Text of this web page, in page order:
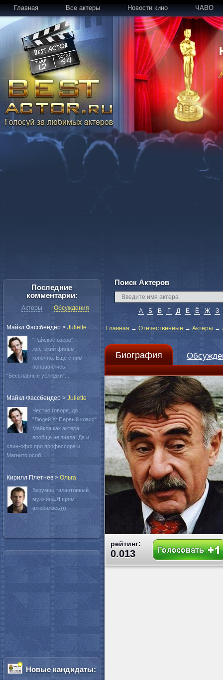
Главная Все актеры Новости кино ЧАВО
Поиск Актеров
А Б В Г Д Е Ё Ж З
Главная → Отечественные → Актёры →
Биография
рейтинг:
0.013
Последние
комментарии:
Актёры Обсуждения
Майкл Фассбендер > Juliette
"Райское озеро"
жестокий фильм
конечно. Еще с ним
понравились
"Бесславные ублюдки"...
Майкл Фассбендер > Juliette
Честно говоря, до
"Людей Х: Первый класс"
Майкла как актера
вообще не знала. Да и
спин-офф про профессора и
Магнито особ...
Кирилл Плетнев > Oльга
Безумно талантливый
мужчина.Я прям
влюбилась)))
Новые кандидаты: